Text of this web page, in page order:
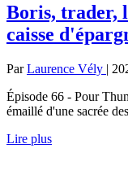
Boris, trader,
caisse
ParLaurence Vély |
Épisode 66 - Pour
émaillé d'une sacrée
Lire plus